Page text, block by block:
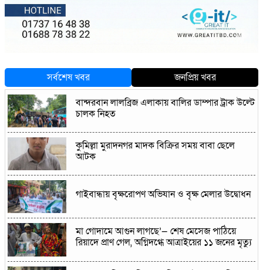
সর্বশেষ খবর
জনপ্রিয় খবর
বান্দরবান লালব্রিজ এলাকায় বালির ডাম্পার ট্রাক উল্টে
চালক নিহত
কুমিল্লা মুরাদনগর মাদক বিক্রির সময় বাবা ছেলে
আটক
গাইবান্ধায় বৃক্ষরোপণ অভিযান ও বৃক্ষ মেলার উদ্বোধন
মা গোদামে আগুন লাগছে’— শেষ মেসেজ পাঠিয়ে
রিয়াদে প্রাণ গেল, অগ্নিদগ্ধে আত্রাইয়ের ১১ জনের মৃত্যু